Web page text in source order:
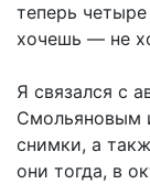
теперь четыре
хочешь — не
Я связался с
Смольяновым
снимки, а
они тогда, в